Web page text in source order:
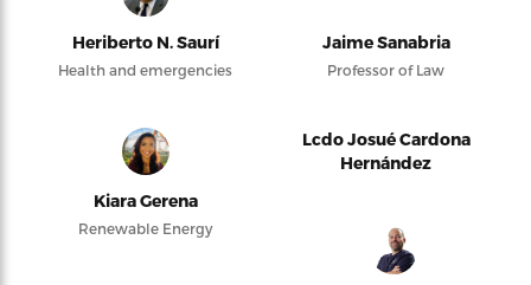
Heriberto N. Saurí
Health and emergencies
Jaime Sanabria
Professor of Law
Kiara Gerena
Renewable Energy
Lcdo Josué Cardona
Hernández